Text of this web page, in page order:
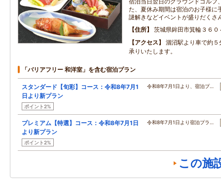
た、夏休み期間は宿泊のお子様に
謎解きなどイベントが盛りだくさ
住所
茨城県鉾田市箕輪３６０
アクセス
涸沼駅より車で約
承りいたします。
「バリアフリー 和洋室」を含む宿泊プラン
スタンダード【旬彩】コース：令和8年7月1
日より新プラン
ポイント2%
令和8年7月1日より、宿泊プ…
プレミアム【特選】コース：令和8年7月1日
より新プラン
ポイント2%
令和8年7月1日より宿泊プラ…
この施